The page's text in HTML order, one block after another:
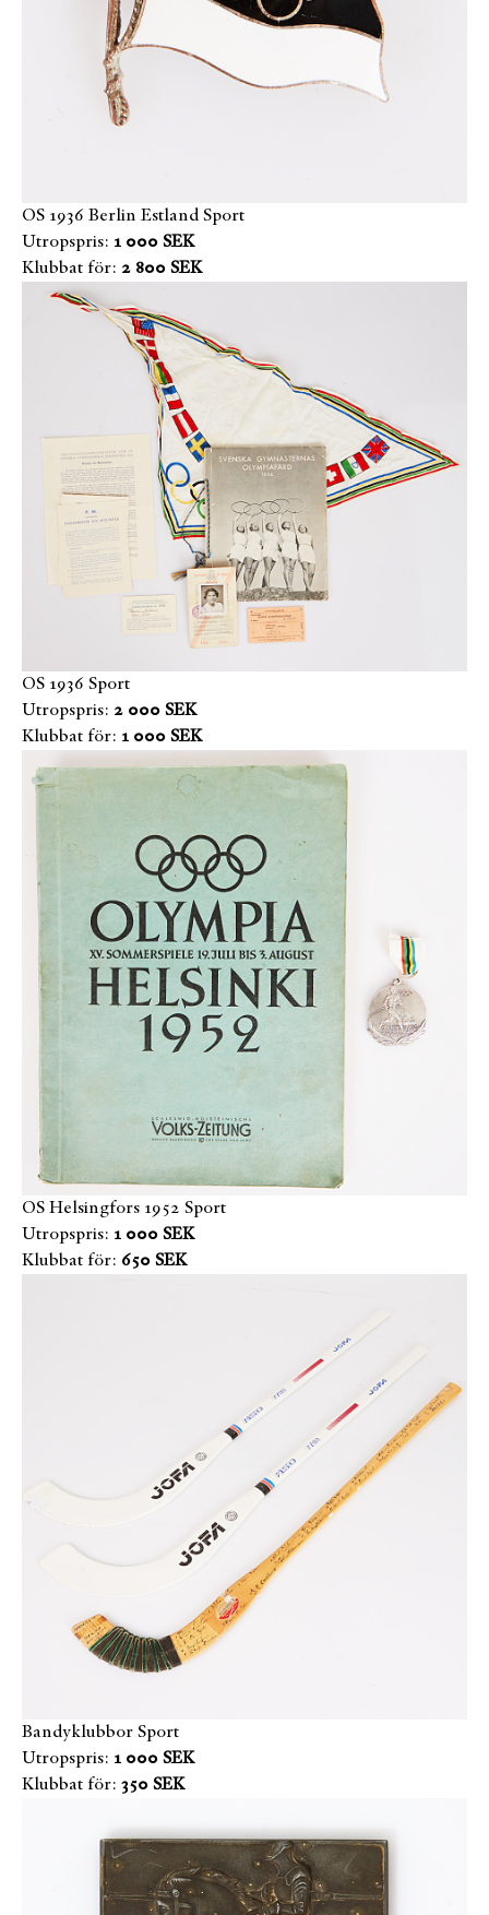
OS 1936 Berlin Estland Sport
Utropspris: 1 000 SEK
Klubbat för: 2 800 SEK
OS 1936 Sport
Utropspris: 2 000 SEK
Klubbat för: 1 000 SEK
OS Helsingfors 1952 Sport
Utropspris: 1 000 SEK
Klubbat för: 650 SEK
Bandyklubbor Sport
Utropspris: 1 000 SEK
Klubbat för: 350 SEK